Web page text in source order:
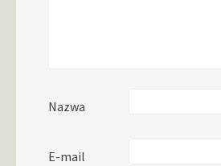
Nazwa
E-mail